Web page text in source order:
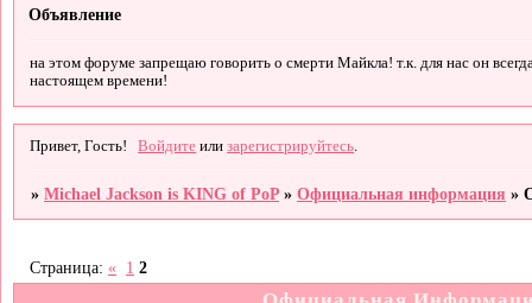
Объявление
на этом форуме запрещаю говорить о смерти Майкла! т.к. для нас он
настоящем времени!
Привет, Гость! Войдите илизарегистрируйтесь
»Michael Jackson is KING of PoP »Официальная информация »
Страница: « 1 2